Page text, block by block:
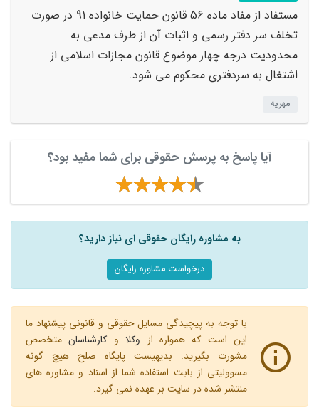
مستفاد از مفاد ماده 56 قانون حمایت خانواده 91 در صورت
تخلف سر دفتر رسمی و اثبات آن از طرف مدعی به
محدودیت درجه چهار موضوع قانون مجازات اسلامی از
اشتغال به سردفتری محکوم می شود.
مهریه
آیا پاسخ به پرسش حقوقی برای شما مفید بود؟
به مشاوره رایگان حقوقی ای نیاز دارید؟
درخواست مشاوره رایگان
با توجه به پیچیدگی مسایل حقوقی و قانونی پیشنهاد ما
این است که همواره از وکلاو کارشناسانمتخصص
مشورت بگیرید. بدیهیست پایگاه صلح هیچ گونه
مسوولیتی از بابت استفاده شما از اسناد و مشاوره های
منتشر شده در سایت بر عهده نمی گیرد.